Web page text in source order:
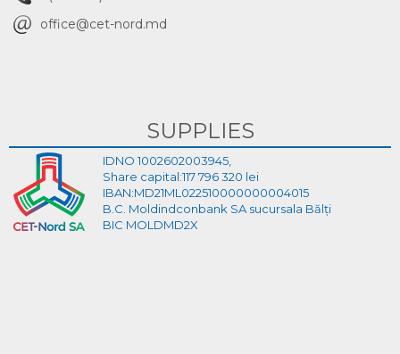
office@cet-nord.md
SUPPLIES
IDNO 1002602003945,
Share capital:117 796 320 lei
IBAN:MD21ML022510000000004015
B.C. Moldindconbank SA sucursala Bălți
BIC MOLDMD2X